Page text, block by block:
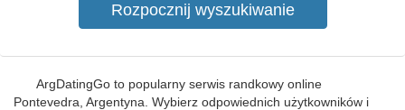
ArgDatingGo to popularny serwis randkowy online
Pontevedra, Argentyna. Wybierz odpowiednich użytkowników i